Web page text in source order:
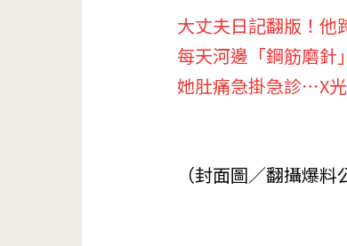
大丈夫日記翻版！
每天河邊「鋼筋磨
她肚痛急掛急診⋯X
（封面圖／翻攝爆料